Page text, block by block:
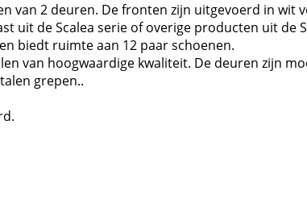
van 2 deuren. De fronten zijn uitgevoerd in wit
uit de Scalea serie of overige producten uit de
biedt ruimte aan 12 paar schoenen.
van hoogwaardige kwaliteit. De deuren zijn
grepen..